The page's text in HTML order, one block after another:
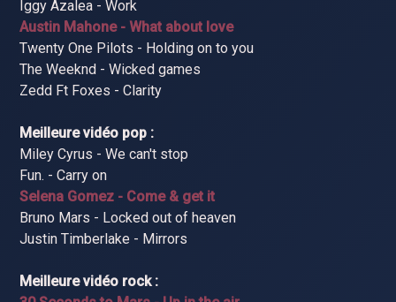
Iggy Azalea - Work
Austin Mahone - What about love
Twenty One Pilots - Holding on to you
The Weeknd - Wicked games
Zedd Ft Foxes - Clarity
Meilleure vidéo pop :
Miley Cyrus - We can't stop
Fun. - Carry on
Selena Gomez - Come & get it
Bruno Mars - Locked out of heaven
Justin Timberlake - Mirrors
Meilleure vidéo rock :